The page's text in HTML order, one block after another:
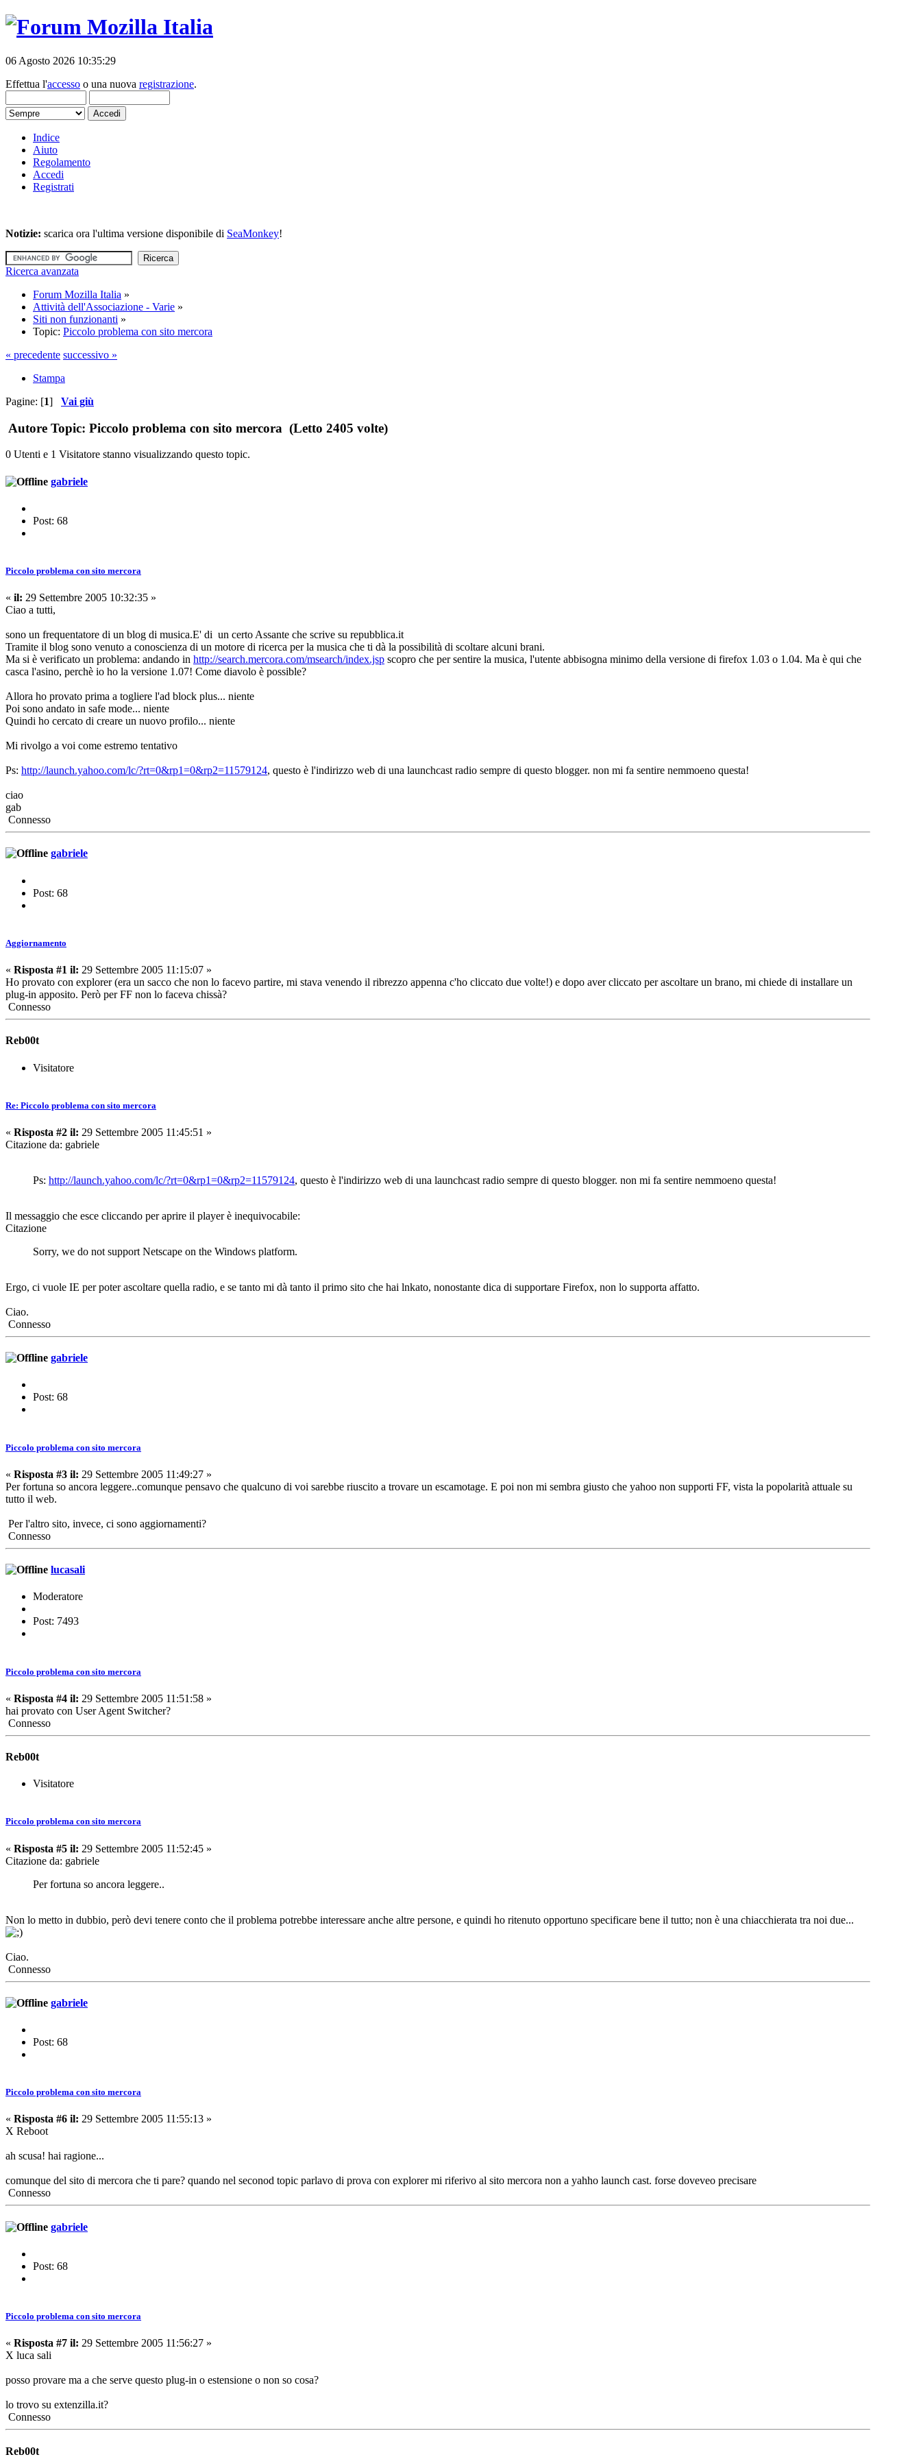
06 Agosto 2026 10:35:29
Effettua l'accesso o una nuova registrazione.
Indice
Aiuto
Regolamento
Accedi
Registrati
Notizie: scarica ora l'ultima versione disponibile di SeaMonkey!
Ricerca avanzata
Forum Mozilla Italia »
Attività dell'Associazione - Varie »
Siti non funzionanti »
Topic: Piccolo problema con sito mercora
« precedente successivo »
Stampa
Pagine: [1] Vai giù
Autore Topic: Piccolo problema con sito mercora (Letto 2405 volte)
0 Utenti e 1 Visitatore stanno visualizzando questo topic.
gabriele
Post: 68
Piccolo problema con sito mercora
« il: 29 Settembre 2005 10:32:35 »
Ciao a tutti,
sono un frequentatore di un blog di musica.E' di un certo Assante che scrive su repubblica.it
Tramite il blog sono venuto a conoscienza di un motore di ricerca per la musica che ti dà la possibilità di scoltare alcuni brani.
Ma si è verificato un problema: andando in http://search.mercora.com/msearch/index.jsp scopro che per sentire la musica, l'utente abbisogna minimo della versione di firefox 1.03 o 1.04. Ma è qui che
casca l'asino, perchè io ho la versione 1.07! Come diavolo è possible?
Allora ho provato prima a togliere l'ad block plus... niente
Poi sono andato in safe mode... niente
Quindi ho cercato di creare un nuovo profilo... niente
Mi rivolgo a voi come estremo tentativo
Ps: http://launch.yahoo.com/lc/?rt=0&rp1=0&rp2=11579124, questo è l'indirizzo web di una launchcast radio sempre di questo blogger. non mi fa sentire nemmoeno questa!
ciao
gab
Connesso
gabriele
Post: 68
Aggiornamento
« Risposta #1 il: 29 Settembre 2005 11:15:07 »
Ho provato con explorer (era un sacco che non lo facevo partire, mi stava venendo il ribrezzo appenna c'ho cliccato due volte!) e dopo aver cliccato per ascoltare un brano, mi chiede di installare un
plug-in apposito. Però per FF non lo faceva chissà?
Connesso
Reb00t
Visitatore
Re: Piccolo problema con sito mercora
« Risposta #2 il: 29 Settembre 2005 11:45:51 »
Citazione da: gabriele
Ps: http://launch.yahoo.com/lc/?rt=0&rp1=0&rp2=11579124, questo è l'indirizzo web di una launchcast radio sempre di questo blogger. non mi fa sentire nemmoeno questa!
Il messaggio che esce cliccando per aprire il player è inequivocabile:
Citazione
Sorry, we do not support Netscape on the Windows platform.
Ergo, ci vuole IE per poter ascoltare quella radio, e se tanto mi dà tanto il primo sito che hai lnkato, nonostante dica di supportare Firefox, non lo supporta affatto.
Ciao.
Connesso
gabriele
Post: 68
Piccolo problema con sito mercora
« Risposta #3 il: 29 Settembre 2005 11:49:27 »
Per fortuna so ancora leggere..comunque pensavo che qualcuno di voi sarebbe riuscito a trovare un escamotage. E poi non mi sembra giusto che yahoo non supporti FF, vista la popolarità attuale su
tutto il web.
Per l'altro sito, invece, ci sono aggiornamenti?
Connesso
lucasali
Moderatore
Post: 7493
Piccolo problema con sito mercora
« Risposta #4 il: 29 Settembre 2005 11:51:58 »
hai provato con User Agent Switcher?
Connesso
Reb00t
Visitatore
Piccolo problema con sito mercora
« Risposta #5 il: 29 Settembre 2005 11:52:45 »
Citazione da: gabriele
Per fortuna so ancora leggere..
Non lo metto in dubbio, però devi tenere conto che il problema potrebbe interessare anche altre persone, e quindi ho ritenuto opportuno specificare bene il tutto; non è una chiacchierata tra noi due...
Ciao.
Connesso
gabriele
Post: 68
Piccolo problema con sito mercora
« Risposta #6 il: 29 Settembre 2005 11:55:13 »
X Reboot
ah scusa! hai ragione...
comunque del sito di mercora che ti pare? quando nel seconod topic parlavo di prova con explorer mi riferivo al sito mercora non a yahho launch cast. forse doveveo precisare
Connesso
gabriele
Post: 68
Piccolo problema con sito mercora
« Risposta #7 il: 29 Settembre 2005 11:56:27 »
X luca sali
posso provare ma a che serve questo plug-in o estensione o non so cosa?
lo trovo su extenzilla.it?
Connesso
Reb00t